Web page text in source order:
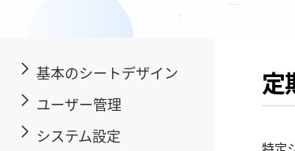
基本のシートデザイン
ユーザー管理
システム設定
定